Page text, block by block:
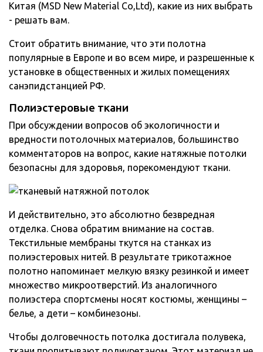
Китая (MSD New Material Co,Ltd), какие из них выбрать
- решать вам.
Стоит обратить внимание, что эти полотна
популярные в Европе и во всем мире, и разрешенные к
установке в общественных и жилых помещениях
санэпидстанцией РФ.
Полиэстеровые ткани
При обсуждении вопросов об экологичности и
вредности потолочных материалов, большинство
комментаторов на вопрос, какие натяжные потолки
безопасны для здоровья, порекомендуют ткани.
И действительно, это абсолютно безвредная
отделка. Снова обратим внимание на состав.
Текстильные мембраны ткутся на станках из
полиэстеровых нитей. В результате трикотажное
полотно напоминает мелкую вязку резинкой и имеет
множество микроотверстий. Из аналогичного
полиэстера спортсмены носят костюмы, женщины –
белье, а дети – комбинезоны.
Чтобы долговечность потолка достигала полувека,